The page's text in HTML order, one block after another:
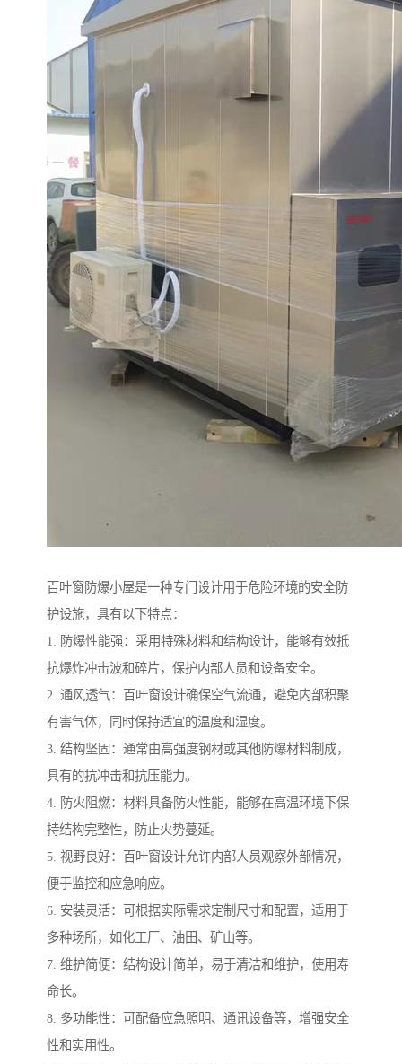
百叶窗防爆小屋是一种专门设计用于危险环境的安全防
护设施，具有以下特点：
1. 防爆性能强：采用特殊材料和结构设计，能够有效抵
抗爆炸冲击波和碎片，保护内部人员和设备安全。
2. 通风透气：百叶窗设计确保空气流通，避免内部积聚
有害气体，同时保持适宜的温度和湿度。
3. 结构坚固：通常由高强度钢材或其他防爆材料制成，
具有的抗冲击和抗压能力。
4. 防火阻燃：材料具备防火性能，能够在高温环境下保
持结构完整性，防止火势蔓延。
5. 视野良好：百叶窗设计允许内部人员观察外部情况，
便于监控和应急响应。
6. 安装灵活：可根据实际需求定制尺寸和配置，适用于
多种场所，如化工厂、油田、矿山等。
7. 维护简便：结构设计简单，易于清洁和维护，使用寿
命长。
8. 多功能性：可配备应急照明、通讯设备等，增强安全
性和实用性。